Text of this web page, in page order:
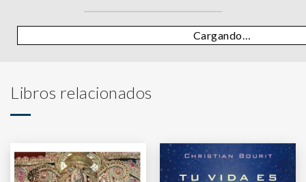
Cargando…
Libros relacionados